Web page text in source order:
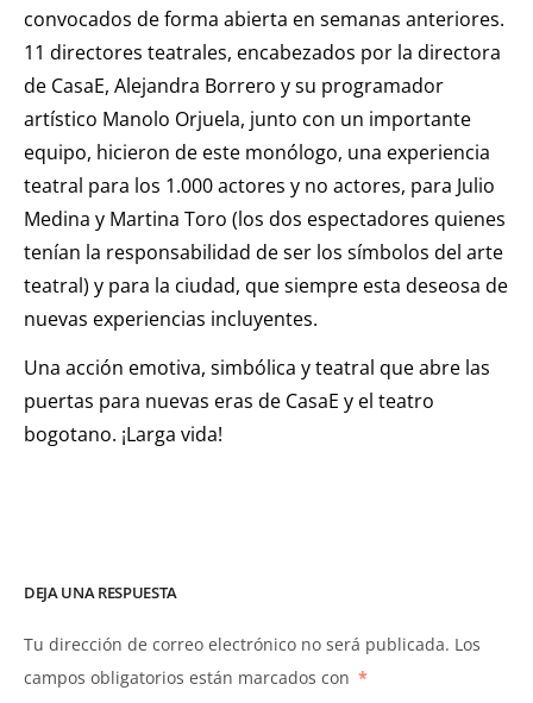
convocados de forma abierta en semanas anteriores.
11 directores teatrales, encabezados por la directora
de CasaE, Alejandra Borrero y su programador
artístico Manolo Orjuela, junto con un importante
equipo, hicieron de este monólogo, una experiencia
teatral para los 1.000 actores y no actores, para Julio
Medina y Martina Toro (los dos espectadores quienes
tenían la responsabilidad de ser los símbolos del arte
teatral) y para la ciudad, que siempre esta deseosa de
nuevas experiencias incluyentes.
Una acción emotiva, simbólica y teatral que abre las
puertas para nuevas eras de CasaE y el teatro
bogotano. ¡Larga vida!
DEJA UNA RESPUESTA
Tu dirección de correo electrónico no será publicada. Los
campos obligatorios están marcados con *